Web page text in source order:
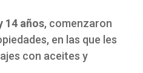
14 años, comenzaron
en las que les
con aceites y